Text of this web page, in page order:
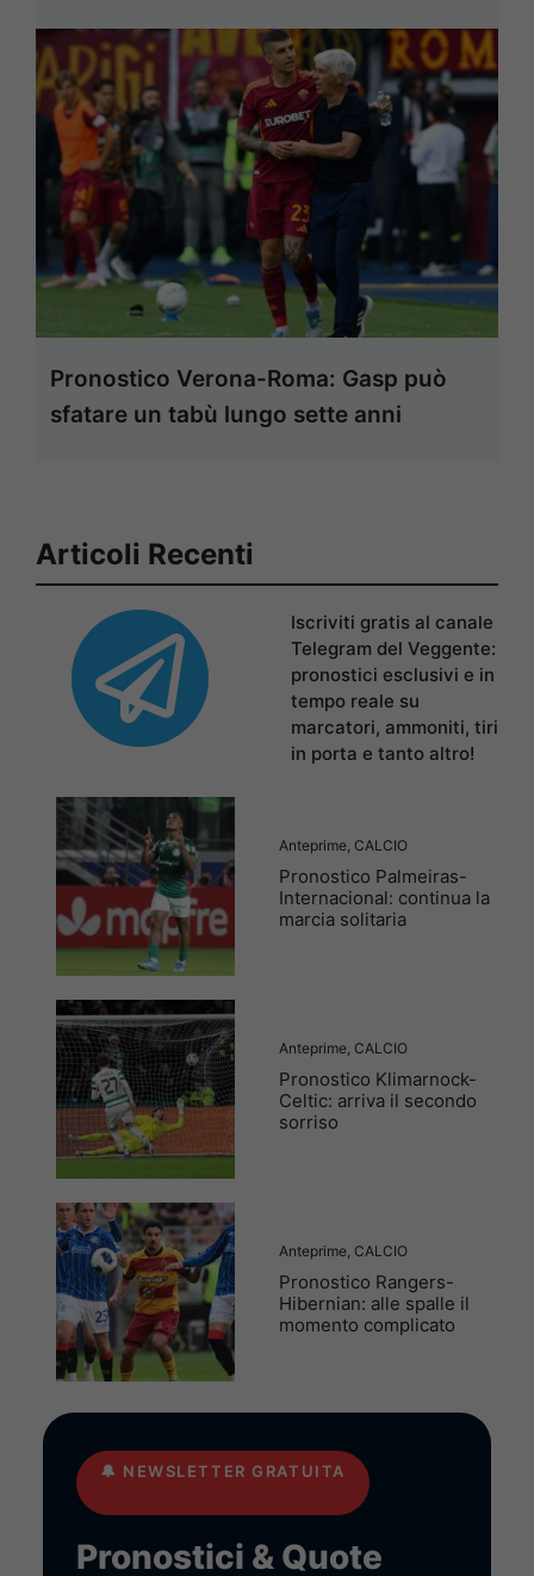
Pronostico Verona-Roma: Gasp può
sfatare un tabù lungo sette anni
Articoli Recenti
Iscriviti gratis al canale
Telegram del Veggente:
pronostici esclusivi e in
tempo reale su
marcatori, ammoniti, tiri
in porta e tanto altro!
Anteprime, CALCIO
Pronostico Palmeiras-
Internacional: continua la
marcia solitaria
Anteprime, CALCIO
Pronostico Klimarnock-
Celtic: arriva il secondo
sorriso
Anteprime, CALCIO
Pronostico Rangers-
Hibernian: alle spalle il
momento complicato
🔔 NEWSLETTER GRATUITA
Pronostici & Quote